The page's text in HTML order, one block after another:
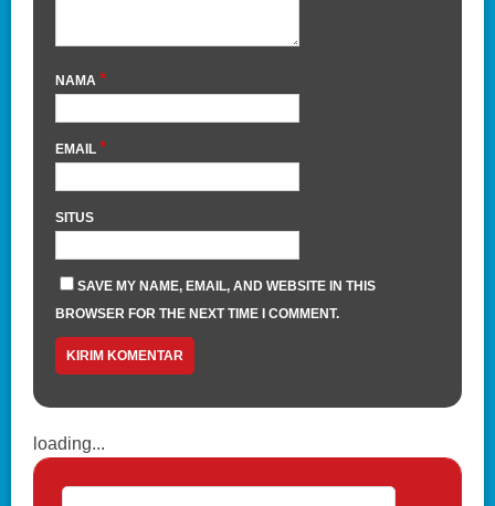
NAMA *
EMAIL *
SITUS
SAVE MY NAME, EMAIL, AND WEBSITE IN THIS
BROWSER FOR THE NEXT TIME I COMMENT.
loading...